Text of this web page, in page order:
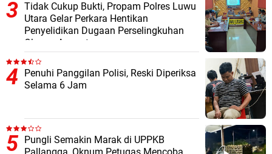
Tidak Cukup Bukti, Propam Polres Luwu
Utara Gelar Perkara Hentikan
Penyelidikan Dugaan Perselingkuhan
Oknum Anggota
Penuhi Panggilan Polisi, Reski Diperiksa
Selama 6 Jam
Pungli Semakin Marak di UPPKB